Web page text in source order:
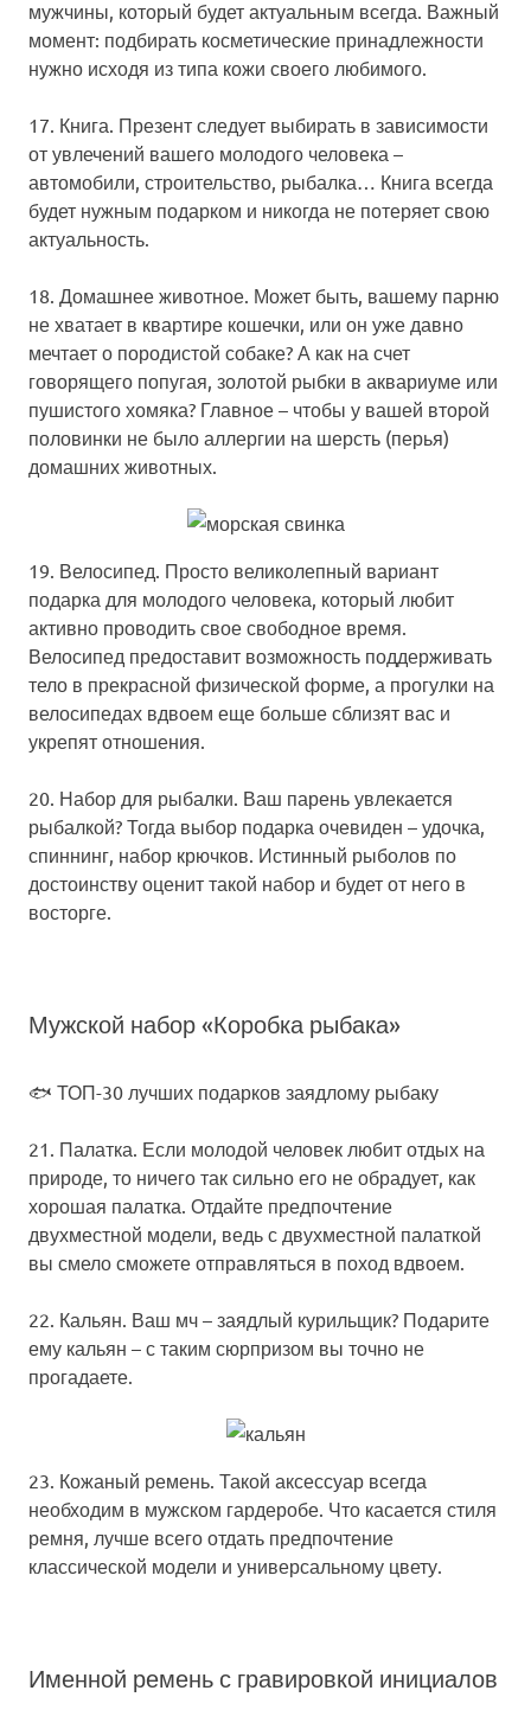
мужчины, который будет актуальным всегда. Важный
момент: подбирать косметические принадлежности
нужно исходя из типа кожи своего любимого.
17. Книга. Презент следует выбирать в зависимости
от увлечений вашего молодого человека –
автомобили, строительство, рыбалка… Книга всегда
будет нужным подарком и никогда не потеряет свою
актуальность.
18. Домашнее животное. Может быть, вашему парню
не хватает в квартире кошечки, или он уже давно
мечтает о породистой собаке? А как на счет
говорящего попугая, золотой рыбки в аквариуме или
пушистого хомяка? Главное – чтобы у вашей второй
половинки не было аллергии на шерсть (перья)
домашних животных.
19. Велосипед. Просто великолепный вариант
подарка для молодого человека, который любит
активно проводить свое свободное время.
Велосипед предоставит возможность поддерживать
тело в прекрасной физической форме, а прогулки на
велосипедах вдвоем еще больше сблизят вас и
укрепят отношения.
20. Набор для рыбалки. Ваш парень увлекается
рыбалкой? Тогда выбор подарка очевиден – удочка,
спиннинг, набор крючков. Истинный рыболов по
достоинству оценит такой набор и будет от него в
восторге.
Мужской набор «Коробка рыбака»
🐟 ТОП-30 лучших подарков заядлому рыбаку
21. Палатка. Если молодой человек любит отдых на
природе, то ничего так сильно его не обрадует, как
хорошая палатка. Отдайте предпочтение
двухместной модели, ведь с двухместной палаткой
вы смело сможете отправляться в поход вдвоем.
22. Кальян. Ваш мч – заядлый курильщик? Подарите
ему кальян – с таким сюрпризом вы точно не
прогадаете.
23. Кожаный ремень. Такой аксессуар всегда
необходим в мужском гардеробе. Что касается стиля
ремня, лучше всего отдать предпочтение
классической модели и универсальному цвету.
Именной ремень с гравировкой инициалов